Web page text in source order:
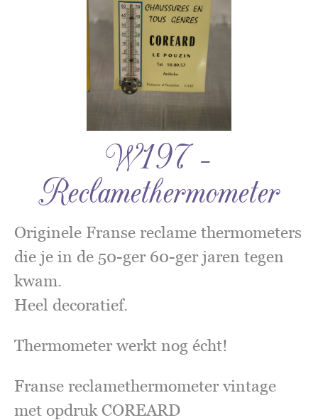
W197 –
Reclamethermometer
Originele Franse reclame thermometers
die je in de 50-ger 60-ger jaren tegen
kwam.
Heel decoratief.
Thermometer werkt nog écht!
Franse reclamethermometer vintage
met opdruk COREARD